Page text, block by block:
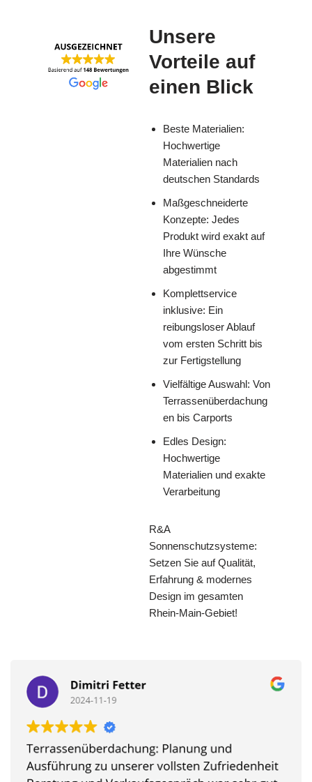
Unsere
Vorteile auf
einen Blick
Beste Materialien:
Hochwertige
Materialien nach
deutschen Standards
Maßgeschneiderte
Konzepte: Jedes
Produkt wird exakt auf
Ihre Wünsche
abgestimmt
Komplettservice
inklusive: Ein
reibungsloser Ablauf
vom ersten Schritt bis
zur Fertigstellung
Vielfältige Auswahl: Von
Terrassenüberdachung
en bis Carports
Edles Design:
Hochwertige
Materialien und exakte
Verarbeitung
R&A
Sonnenschutzsysteme:
Setzen Sie auf Qualität,
Erfahrung & modernes
Design im gesamten
Rhein-Main-Gebiet!